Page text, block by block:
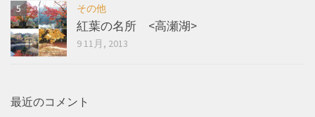
その他
紅葉の名所 <高瀬湖>
9 11月, 2013
最近のコメント